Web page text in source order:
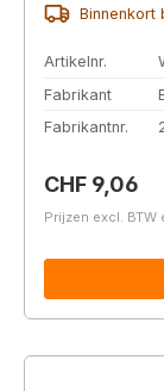
Binnenkort
Artikelnr.
Fabrikant
Fabrikantnr.
Normale
CHF 9,06
Prijzen excl.